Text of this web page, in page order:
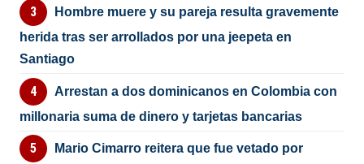
Hombre muere y su pareja resulta gravemente
herida tras ser arrollados por una jeepeta en
Santiago
Arrestan a dos dominicanos en Colombia con
millonaria suma de dinero y tarjetas bancarias
Mario Cimarro reitera que fue vetado por